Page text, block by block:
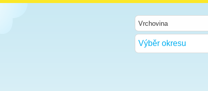
Výběr okresu